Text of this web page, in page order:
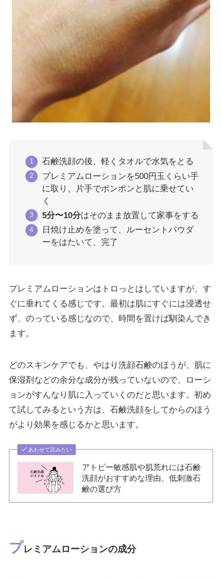
石鹸洗顔の後、軽くタオルで水気をとる
プレミアムローションを500円玉くらい手
に取り、片手でポンポンと肌に乗せてい
く
5分〜10分はそのまま放置して家事をする
日焼け止めを塗って、ルーセントパウダ
ーをはたいて、完了
プレミアムローションはトロっとはしていますが、す
ぐに垂れてくる感じです。最初は肌にすぐには浸透せ
ず、のっている感じなので、時間を置けば馴染んでき
ます。
どのスキンケアでも、やはり洗顔石鹸のほうが、肌に
保湿剤などの余分な成分が残っていないので、ローシ
ョンがすんなり肌に入っていくのだと思います。初め
て試してみるという方は、石鹸洗顔をしてからのほう
がより効果を感じるかと思います。
あわせて読みたい
アトピー敏感肌や肌荒れには石鹸
洗顔がおすすめな理由、低刺激石
鹸の選び方
プレミアムローションの成分